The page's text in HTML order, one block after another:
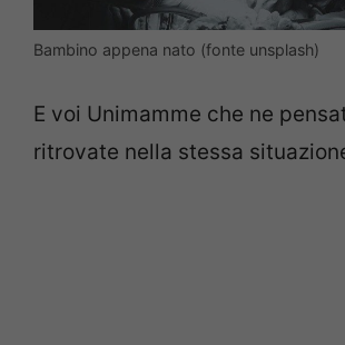
Bambino appena nato (fonte unsplash)
E voi Unimamme che ne
ritrovate nella stessa